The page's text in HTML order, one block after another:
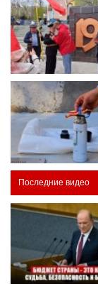
Последние видео